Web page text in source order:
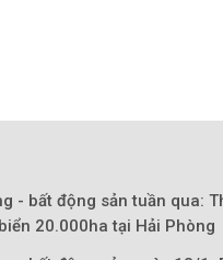
- bất động sản tuần qua:
20.000ha tại Hải Phòng